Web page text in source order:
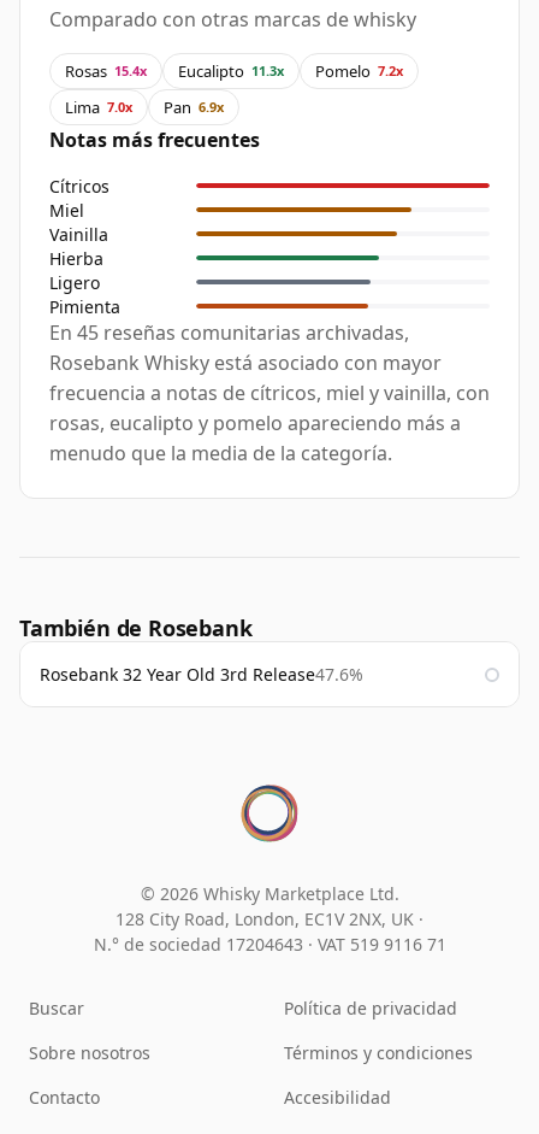
Comparado con otras marcas de whisky
Rosas 15.4x Eucalipto 11.3x Pomelo 7.2x
Lima 7.0x Pan 6.9x
Notas más frecuentes
Cítricos
Miel
Vainilla
Hierba
Ligero
Pimienta
En 45 reseñas comunitarias archivadas,
Rosebank Whisky está asociado con mayor
frecuencia a notas de cítricos, miel y vainilla, con
rosas, eucalipto y pomelo apareciendo más a
menudo que la media de la categoría.
También de Rosebank
Rosebank 32 Year Old 3rd Release47.6%
© 2026 Whisky Marketplace Ltd.
128 City Road, London, EC1V 2NX, UK ·
N.° de sociedad 17204643 · VAT 519 9116 71
Buscar
Sobre nosotros
Contacto
Política de privacidad
Términos y condiciones
Accesibilidad